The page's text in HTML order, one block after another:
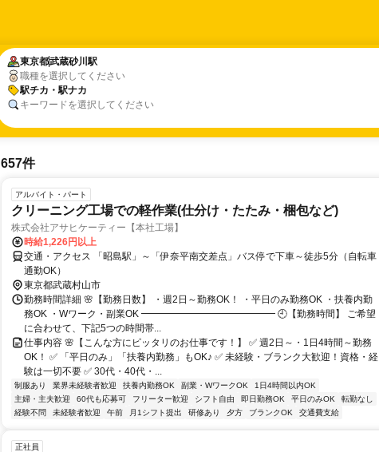
東京都武蔵砂川駅
職種を選択してください
駅チカ・駅ナカ
キーワードを選択してください
東京都武蔵砂川駅
駅チカ・駅ナカ
657件
アルバイト・パート
クリーニング工場での軽作業(仕分け・たたみ・梱包など)
株式会社アサヒケーティー【本社工場】
時給1,226円以上
交通・アクセス 「昭島駅」～「伊奈平南交差点」バス停で下車～徒歩5分（自転車
通勤OK）
東京都武蔵村山市
勤務時間詳細 🌸【勤務日数】 ・週2日～勤務OK！ ・平日のみ勤務OK ・扶養内勤
務OK ・Wワーク・副業OK ━━━━━━━━━━━━━━ 🕘【勤務時間】 ご希望
に合わせて、下記5つの時間帯...
仕事内容 🌸【こんな方にピッタリのお仕事です！】 ✅ 週2日～・1日4時間～勤務
OK！ ✅ 「平日のみ」「扶養内勤務」もOK♪ ✅ 未経験・ブランク大歓迎！資格・経
験は一切不要 ✅ 30代・40代・...
制服あり 業界未経験者歓迎 扶養内勤務OK 副業・WワークOK
1日4時間以内OK
主婦・主夫歓迎
60代も応募可 フリーター歓迎 シフト自由 即日勤務OK 平日のみOK
転勤なし
経験不問
未経験者歓迎 午前 月1シフト提出 研修あり 夕方 ブランクOK 交通費支給
正社員